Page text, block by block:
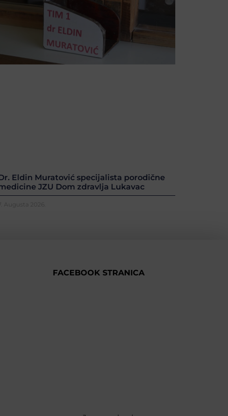
Eldin Muratović specijalista porodične
JZU Dom zdravlja Lukavac
7. Augusta 2026.
FACEBOOK STRANICA